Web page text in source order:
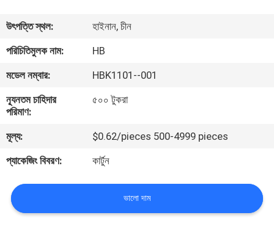
ভিডিও
সম্বন্ধে
কারখানা
পরিদর্শন
উৎপত্তি স্থল:
হাইনান, চীন
পরিচিতিমুলক নাম:
HB
মডেল নম্বার:
HBK1101--001
ন্যূনতম চাহিদার
পরিমাণ:
৫০০ টুকরা
মূল্য:
$0.62/pieces 500-4999 pieces
প্যাকেজিং বিবরণ:
কার্টুন
ভালো দাম